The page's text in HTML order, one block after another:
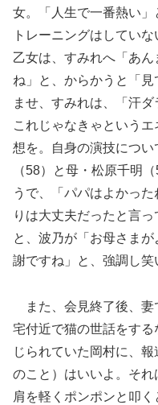
女。「人生で一番熱い
トレーニングはしてい
乙女は、すみれへ「あ
ね」と、からかうと「
ませ、すみれは、「汗ダ
これじゃなきゃという
想を。自身の演技につ
（58）と母・松原千明
うで、「パパはよかっ
りは大丈夫だったと言
と、波乃が「お母さま
謝ですね」と、強調し笑
また、会見終了後、妻
宅付近で猫の世話をす
じられていた岡村に、
のこと）はいいよ。そ
肩を軽くポンポンと叩